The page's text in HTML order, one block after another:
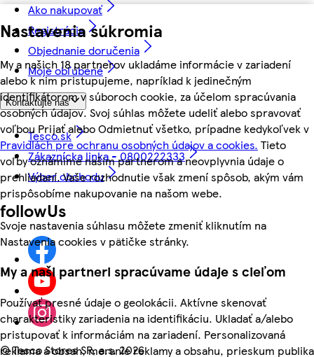
Nastavenia súkromia
My a našich 18 partnerov ukladáme informácie v zariadení
alebo k nim pristupujeme, napríklad k jedinečným
identifikátorom v súboroch cookie, za účelom spracúvania
osobných údajov. Svoj súhlas môžete udeliť alebo spravovať
voľbou Prijať alebo Odmietnuť všetko, prípadne kedykoľvek v
Pravidlách pre ochranu osobných údajov a cookies. Tieto
voľby oznámime našim partnerom a neovplyvnia údaje o
prehliadaní. Vaše rozhodnutie však zmení spôsob, akým vám
prispôsobíme nakupovanie na našom webe.
Svoje nastavenia súhlasu môžete zmeniť kliknutím na
Nastavenia cookies v pätičke stránky.
My a naši partneri spracúvame údaje s cieľom
Používať presné údaje o geolokácii. Aktívne skenovať
charakteristiky zariadenia na identifikáciu. Ukladať a/alebo
pristupovať k informáciám na zariadení. Personalizovaná
reklama a obsah, meranie reklamy a obsahu, prieskum publika
Ako nakupovať
Registrácia
Objednanie doručenia
Moje obľúbené
Kontaktujte nás
Tesco.sk
Zákaznícka linka - 0800222333
Výber obchodu
followUs
©Tesco Stores SR, a.s. 2026